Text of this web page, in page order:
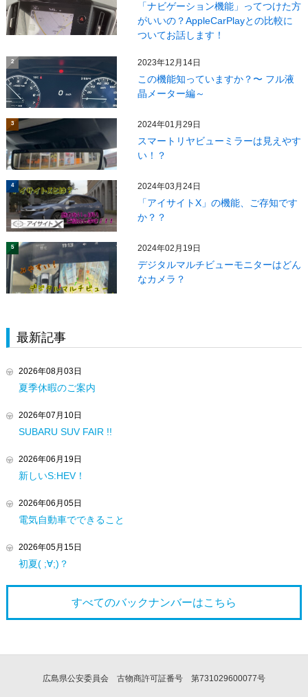
「ナビゲーション機能」ってつけた方
がいいの？AppleCarPlayとの比較に
ついてお話します！
2 2023年12月14日
この機能知っていますか？〜 フル液
晶メーター編～
3 2024年01月29日
スマートリヤビューミラーは見えやす
い！？
4 2024年03月24日
「アイサイトX」の機能、ご存知です
か？？
5 2024年02月19日
デジタルマルチビューモニターはどん
なカメラ？
最新記事
2026年08月03日
夏季休暇のご案内
2026年07月10日
SUBARU SUV FAIR !!
2026年06月19日
新しいS:HEV！
2026年06月05日
電気自動車でできること
2026年05月15日
初夏( ;∀;)？
すべてのバックナンバーはこちら
広島県公安委員会 古物商許可証番号 第731029600077号